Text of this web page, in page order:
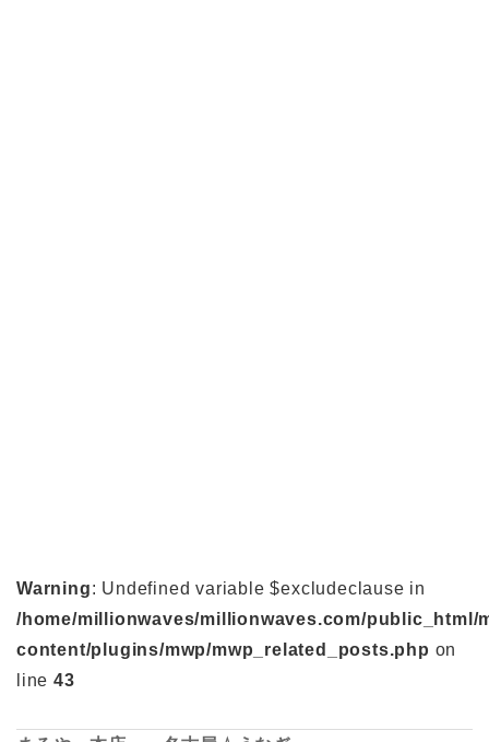
Warning: Undefined variable $excludeclause in
/home/millionwaves/millionwaves.com/public_html/
content/plugins/mwp/mwp_related_posts.php on
line 43